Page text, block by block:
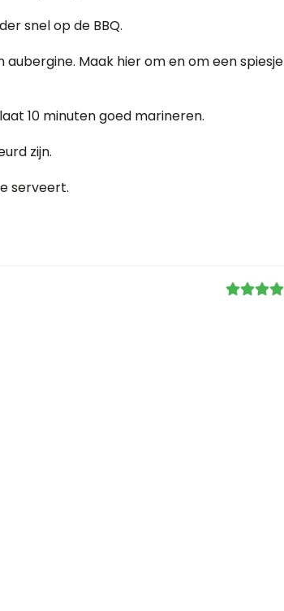
snel op de BBQ.
Maak hier om en om een spiesje
10 minuten goed marineren.
zijn.
serveert.